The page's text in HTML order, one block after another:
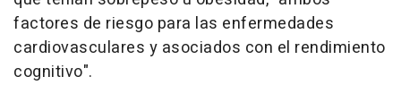
factores de riesgo para las enfermedades
cardiovasculares y asociados con el rendimiento
cognitivo".